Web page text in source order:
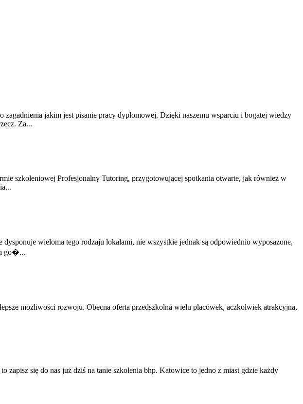
jakim jest pisanie pracy dyplomowej. Dzięki naszemu wsparciu i bogatej wiedzy
Za...
szkoleniowej Profesjonalny Tutoring, przygotowującej spotkania otwarte, jak również w
wieloma tego rodzaju lokalami, nie wszystkie jednak są odpowiednio wyposażone,
go�...
możliwości rozwoju. Obecna oferta przedszkolna wielu placówek, aczkolwiek atrakcyjna,
zapisz się do nas już dziś na tanie szkolenia bhp. Katowice to jedno z miast gdzie każdy